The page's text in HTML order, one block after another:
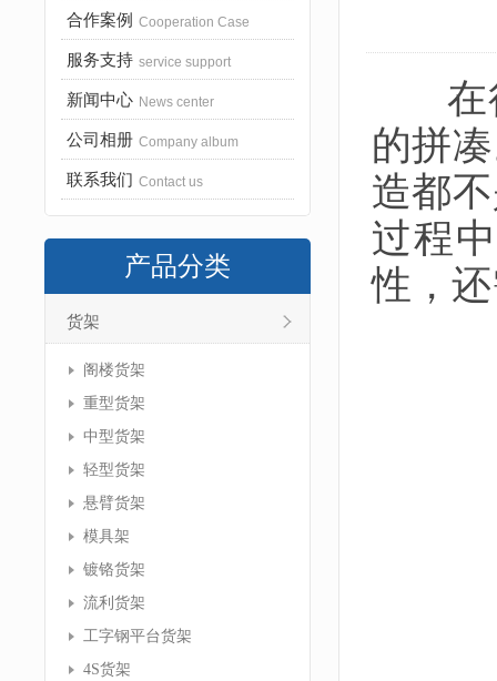
合作案例 Cooperation Case
服务支持 service support
新闻中心 News center
公司相册 Company album
联系我们 Contact us
产品分类
货架
阁楼货架
重型货架
中型货架
轻型货架
悬臂货架
模具架
镀铬货架
流利货架
工字钢平台货架
4S货架
在很
的拼
造都
过程
性，